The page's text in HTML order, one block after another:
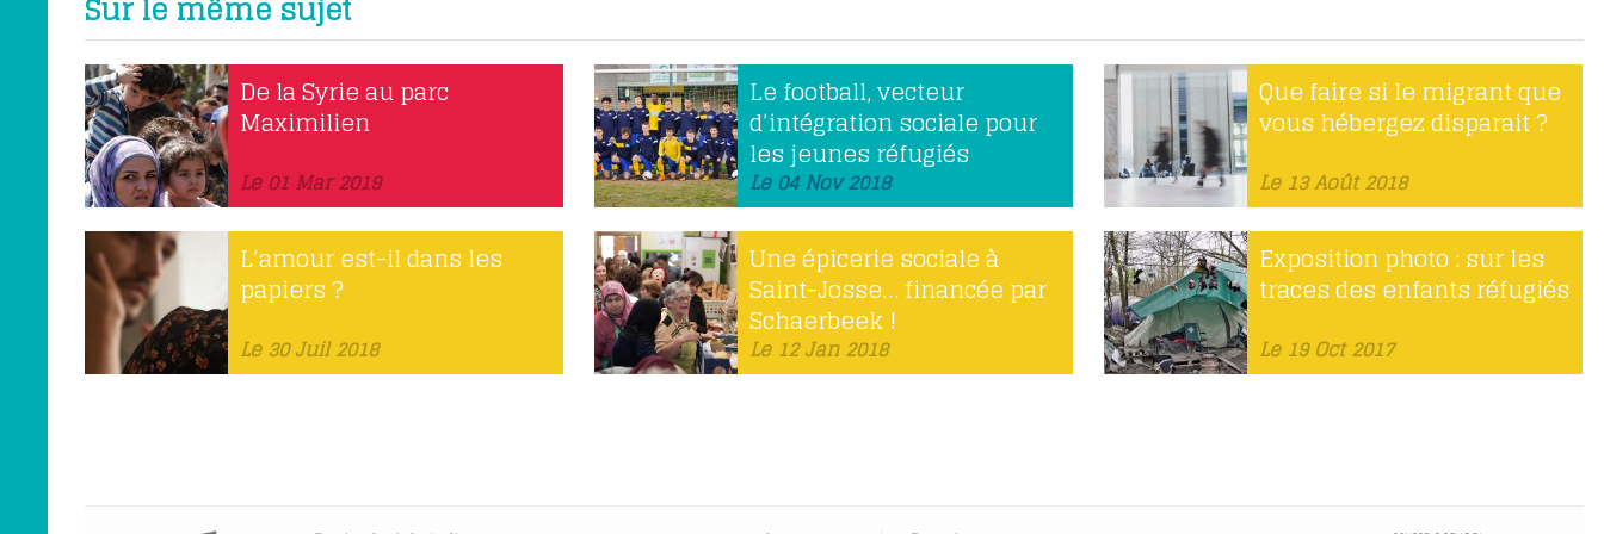
Sur le même sujet
De la Syrie au parc
Maximilien
Le 01 Mar 2019
Le football, vecteur
d’intégration sociale pour
les jeunes réfugiés
Le 04 Nov 2018
Que faire si le migrant que
vous hébergez disparait ?
Le 13 Août 2018
L’amour est-il dans les
papiers ?
Le 30 Juil 2018
Une épicerie sociale à
Saint-Josse… financée par
Schaerbeek !
Le 12 Jan 2018
Exposition photo : sur les
traces des enfants réfugiés
Le 19 Oct 2017